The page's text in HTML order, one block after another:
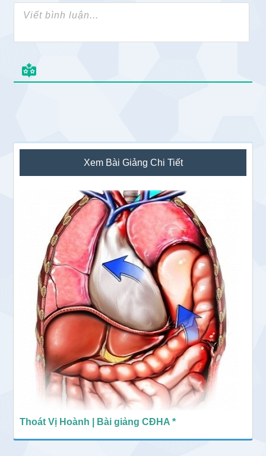
Sidebar
chính
Xem Bài Giảng Chi Tiết
Thoát Vị Hoành | Bài giảng CĐHA *